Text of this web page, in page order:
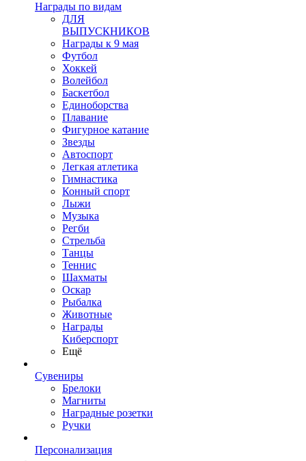
Награды по видам
ДЛЯ
ВЫПУСКНИКОВ
Награды к 9 мая
Футбол
Хоккей
Волейбол
Баскетбол
Единоборства
Плавание
Фигурное катание
Звезды
Автоспорт
Легкая атлетика
Гимнастика
Конный спорт
Лыжи
Музыка
Регби
Стрельба
Танцы
Теннис
Шахматы
Оскар
Рыбалка
Животные
Награды
Киберспорт
Ещё
Сувениры
Брелоки
Магниты
Наградные розетки
Ручки
Персонализация